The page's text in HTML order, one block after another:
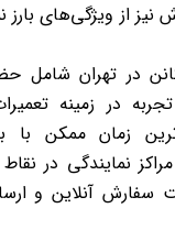
از ویژگی‌های بارز
در تهران شامل
در زمینه
زمان ممکن با
نمایندگی در
سفارش آنلاین و